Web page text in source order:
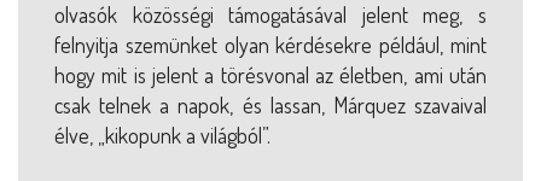
olvasók közösségi támogatásával jelent meg, s
felnyitja szemünket olyan kérdésekre például, mint
hogy mit is jelent a törésvonal az életben, ami után
csak telnek a napok, és lassan, Márquez szavaival
élve, „kikopunk a világból”.